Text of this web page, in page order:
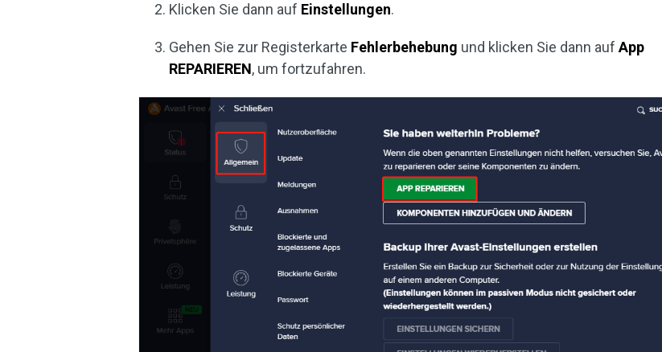
Klicken Sie dann auf Einstellungen.
Gehen Sie zur Registerkarte Fehlerbehebung und klicken Sie dann aufApp
REPARIEREN, um fortzufahren.